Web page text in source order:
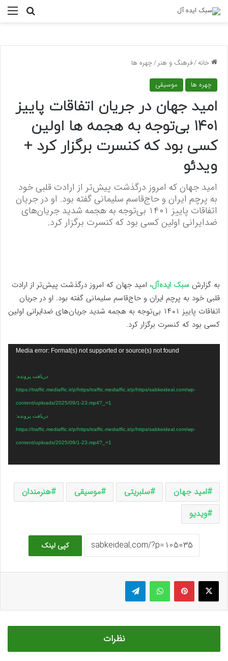
خانه/فرهنگ و هنر/چهره ها
چهره ها موسیقی
امید جهان در جریان اتفاقات پاییز
۱۴۰۱ بی‌توجه به هجمه ها اولین
کسی بود که کنسرت برگزار کرد +
ویدئو
امید جهان که امروز درگذشت پیش‌تر از ارادت قلبی خود
به پرچم ایران و حاج‌قاسم سلیمانی گفته بود. او در جریان
اتفاقات پاییز ۱۴۰۱ بی‌توجه به هجمه شدید جریان‌های
ضدایرانی اولین کسی بود که کنسرت برگزار کرد.
به گزارش سبک ایده‌آل، امید جهان که امروز درگذشت پیش‌تر از ارادت
قلبی خود به پرچم ایران و حاج‌قاسم سلیمانی گفته بود. او در جریان
اتفاقات پاییز ۱۴۰۱ بی‌توجه به هجمه شدید جریان‌های ضدایرانی اولین
کسی بود که کنسرت برگزار کرد.
Media error: Format(s) not supported or source(s) not found
دریافت پرونده:
https://traffic.mediaffic.ir/p/https/traffic.mediaffic.ir/p/https/sabkeideal.com/wp-
content/uploads/2025/09/1-23.mp4?_=1
دریافت پرونده:
https://traffic.mediaffic.ir/p/https/traffic.mediaffic.ir/p/https/sabkeideal.com/wp-
content/uploads/2025/09/1-23.mp4?_=1
امید جهان سلبریتی موسیقی
هنرمندان
ویدیو
کپی لینک
ایکس پینتریستواتس آپ تلگرام
نظرات